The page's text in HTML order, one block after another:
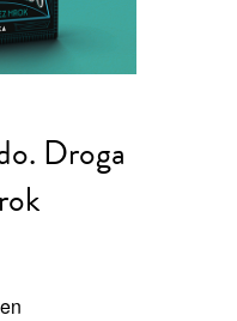
Droga